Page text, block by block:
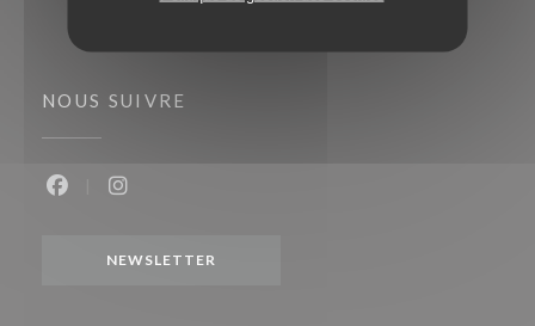
NOUS SUIVRE
NEWSLETTER